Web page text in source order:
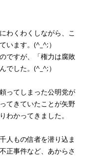
わくわくしながら、こ
います。(^_^;）
ですが、「権力は腐敗
でした。(^_^;）
ってしまった公明党が
てきていたことが矢野
わかってきました。
人もの信者を潜り込ま
正事件など、あからさ